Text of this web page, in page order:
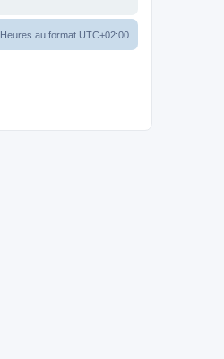
Heures au format UTC+02:00